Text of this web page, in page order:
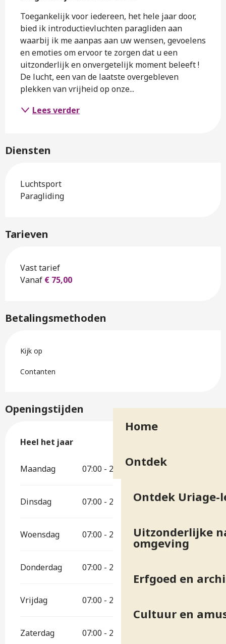
Home
Ontdek
Ontdek Uriage-
Uitzonderlijke
omgeving
Erfgoed en
Cultuur en
Toegankelijk voor iedereen, het hele jaar door,
bied ik introductievluchten paragliden aan
waarbij ik me aanpas aan uw wensen, gevoelens
en emoties om ervoor te zorgen dat u een
uitzonderlijk en onvergetelijk moment beleeft !
De lucht, een van de laatste overgebleven
plekken van vrijheid op onze...
Lees verder
Diensten
Luchtsport
Paragliding
Tarieven
Tarieven 2026
Vast tarief
Vanaf € 75,00
Betalingsmethoden
Kijk op
Contanten
Openingstijden
Heel het jaar
Heel het jaar
Maandag 07:00 - 20:00
Dinsdag 07:00 - 20:00
Woensdag 07:00 - 20:00
Donderdag 07:00 - 20:00
Vrijdag 07:00 - 20:00
Zaterdag 07:00 - 20:00